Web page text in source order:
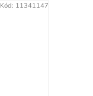
Kód: 11341147